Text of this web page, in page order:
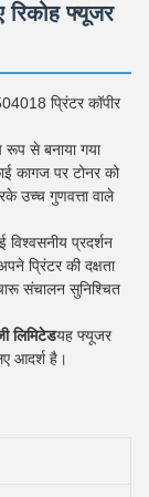
रिकोह फ्यूजर
प्रिंटर कॉपीर
रूप से बनाया गया
कागज पर टोनर को
उच्च गुणवत्ता वाले
प्रदर्शन
प्रिंटर की दक्षता
संचालन सुनिश्चित
लिमिटेडयह फ्यूजर
आदर्श है।